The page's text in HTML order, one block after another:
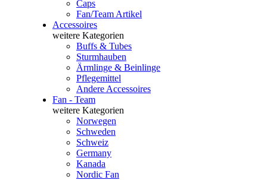
Caps
Fan/Team Artikel
Accessoires
weitere Kategorien
Buffs & Tubes
Sturmhauben
Ärmlinge & Beinlinge
Pflegemittel
Andere Accessoires
Fan - Team
weitere Kategorien
Norwegen
Schweden
Schweiz
Germany
Kanada
Nordic Fan